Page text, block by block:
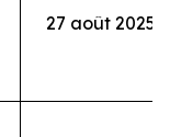
27 août 2025